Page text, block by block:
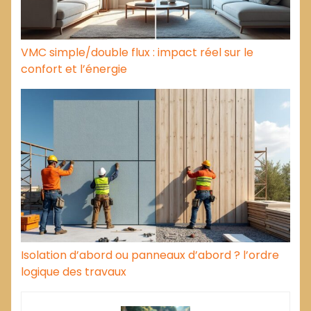
VMC simple/double flux : impact réel sur le
confort et l’énergie
Isolation d’abord ou panneaux d’abord ? l’ordre
logique des travaux